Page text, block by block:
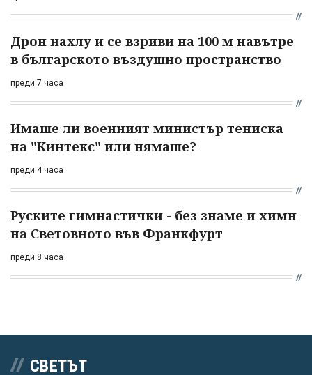
Дрон нахлу и се взриви на 100 м навътре
в българското въздушно пространство
преди 7 часа
Имаше ли военният министър тениска
на "Кинтекс" или нямаше?
преди 4 часа
Руските гимнастички - без знаме и химн
на Световното във Франкфурт
преди 8 часа
СВЕТЪТ